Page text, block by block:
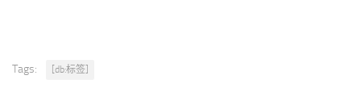
Tags: [db:标签]